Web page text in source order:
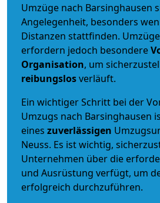
Umzüge nach Barsinghausen
Angelegenheit, besonders
Distanzen stattfinden.
erfordern jedoch besondere
Organisation, um
reibungslosverläuft.
Ein wichtiger Schritt bei der
Umzugs nach Barsinghausen
eines zuverlässigen
Neuss. Es ist wichtig,
Unternehmen über die
und Ausrüstung verfügt, um
erfolgreich durchzuführen.